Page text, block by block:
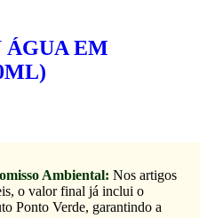
ÁGUA EM
Ambiental: Nos artigos
o valor final já inclui o
Ponto Verde, garantindo a